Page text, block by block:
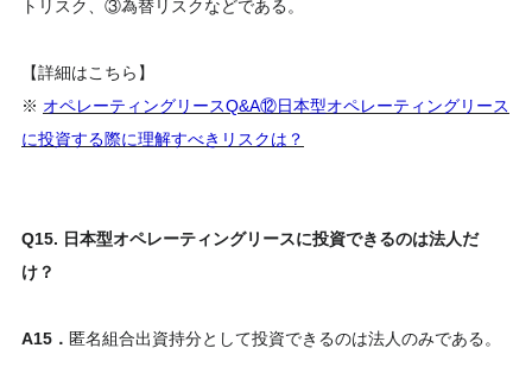
トリスク、③為替リスクなどである。
【詳細はこちら】
※ オペレーティングリースQ&A⑫日本型オペレーティングリース
に投資する際に理解すべきリスクは？
Q15. 日本型オペレーティングリースに投資できるのは法人だ
け？
A15． 匿名組合出資持分として投資できるのは法人のみである。